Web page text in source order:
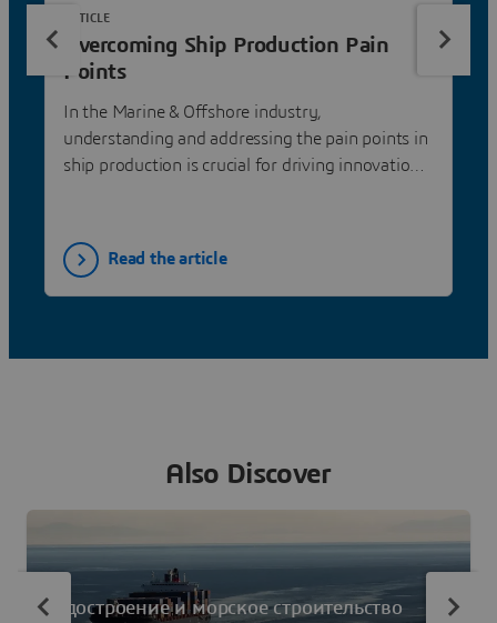
Overcoming Ship Production Pain
Points
In the Marine & Offshore industry,
understanding and addressing the pain points in
ship production is crucial for driving innovation
that require strategic solutions.
ARTICLE
Read the article
Also Discover
Судостроение и морское строительство